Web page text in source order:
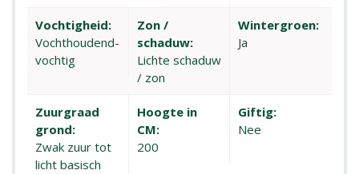
Vochtigheid:
Vochthoudend-
vochtig
Zon /
schaduw:
Lichte schaduw
/ zon
Wintergroen:
Ja
Zuurgraad
grond:
Zwak zuur tot
licht basisch
Hoogte in
CM:
200
Giftig:
Nee